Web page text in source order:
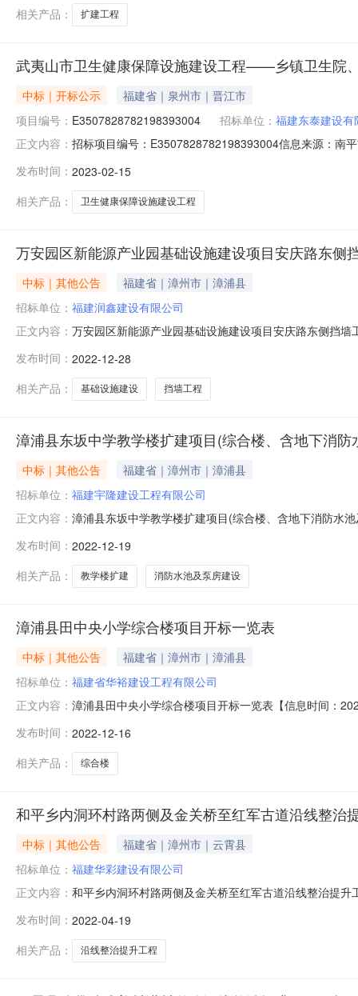
相关产品：
扩建工程
武夷山市卫生健康保障设施建设工程——乡镇卫生院
中标｜开标公示
福建省｜泉州市｜晋江市
项目编号： E3507828782198393004 招标单位： 福建东泰建设有
正文内容： 招标项目编号：E3507828782198393004信息来源：南
时间2023-02-1508:30开标记录内容开标一览表统计:签
发布时间： 2023-02-15
相关产品：
卫生健康保障设施建设工程
万安园区新能源产业园基础设施建设项目安庆路东侧
中标｜其他公告
福建省｜漳州市｜漳浦县
招标单位： 福建润鑫建设有限公司
正文内容： 万安园区新能源产业园基础设施建设项目安庆路东侧挡
范》规定的合格1802福建百润建设工程有限公司
发布时间： 2022-12-28
相关产品：
基础设施建设 挡墙工程
漳浦县东坂中学教学楼扩建项目(综合楼、含地下消
中标｜其他公告
福建省｜漳州市｜漳浦县
招标单位： 福建宇隆建设工程有限公司
正文内容： 漳浦县东坂中学教学楼扩建项目(综合楼、含地下消防水
2352012201361286国家现行《工程施工质量验收规范
发布时间： 2022-12-19
相关产品：
教学楼扩建 消防水池及泵房建设
漳浦县田中央小学综合楼项目开标一览表
中标｜其他公告
福建省｜漳州市｜漳浦县
招标单位： 福建省华裕建设工程有限公司
正文内容： 漳浦县田中央小学综合楼项目开标一览表【信息时间：
*215332张春燕、闽235201*20157*7**国家现行《工程
发布时间： 2022-12-16
相关产品：
综合楼
和平乡内洞环村路两侧及金关桥至红军古道沿线整治
中标｜其他公告
福建省｜漳州市｜云霄县
招标单位： 福建华彩建设有限公司
正文内容： 和平乡内洞环村路两侧及金关桥至红军古道沿线整治提
范》的合格1202厦门市仁得建设工程有限公司
发布时间： 2022-04-19
相关产品：
沿线整治提升工程
HOT
NEW
5折起